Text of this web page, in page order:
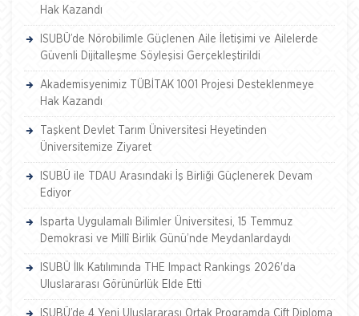
Hak Kazandı
ISUBÜ’de Nörobilimle Güçlenen Aile İletişimi ve Ailelerde
Güvenli Dijitalleşme Söyleşisi Gerçekleştirildi
Akademisyenimiz TÜBİTAK 1001 Projesi Desteklenmeye
Hak Kazandı
Taşkent Devlet Tarım Üniversitesi Heyetinden
Üniversitemize Ziyaret
ISUBÜ ile TDAU Arasındaki İş Birliği Güçlenerek Devam
Ediyor
Isparta Uygulamalı Bilimler Üniversitesi, 15 Temmuz
Demokrasi ve Millî Birlik Günü’nde Meydanlardaydı
ISUBÜ İlk Katılımında THE Impact Rankings 2026'da
Uluslararası Görünürlük Elde Etti
ISUBÜ’de 4 Yeni Uluslararası Ortak Programda Çift Diploma